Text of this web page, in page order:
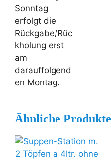
Sonntag
erfolgt die
Rückgabe/Rüc
kholung erst
am
darauffolgend
en Montag.
Ähnliche Produkte